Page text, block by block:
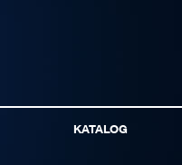
KATALOG